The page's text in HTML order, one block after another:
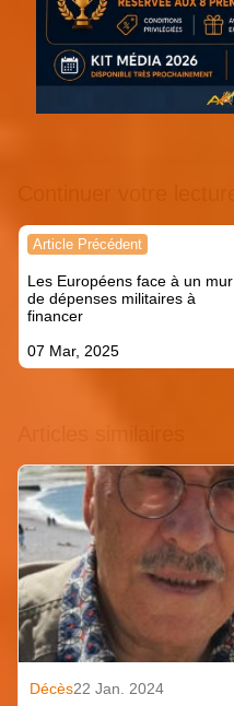
Navigation
l’article
Article Précédent
Les Européens face à un mur
de dépenses militaires à
financer
07 Mar, 2025
Décès22 Jan. 2024